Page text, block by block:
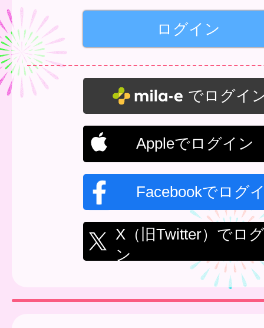
でログイ
Appleでログイン
Facebookでログ
X（旧Twitter）でロ
ン